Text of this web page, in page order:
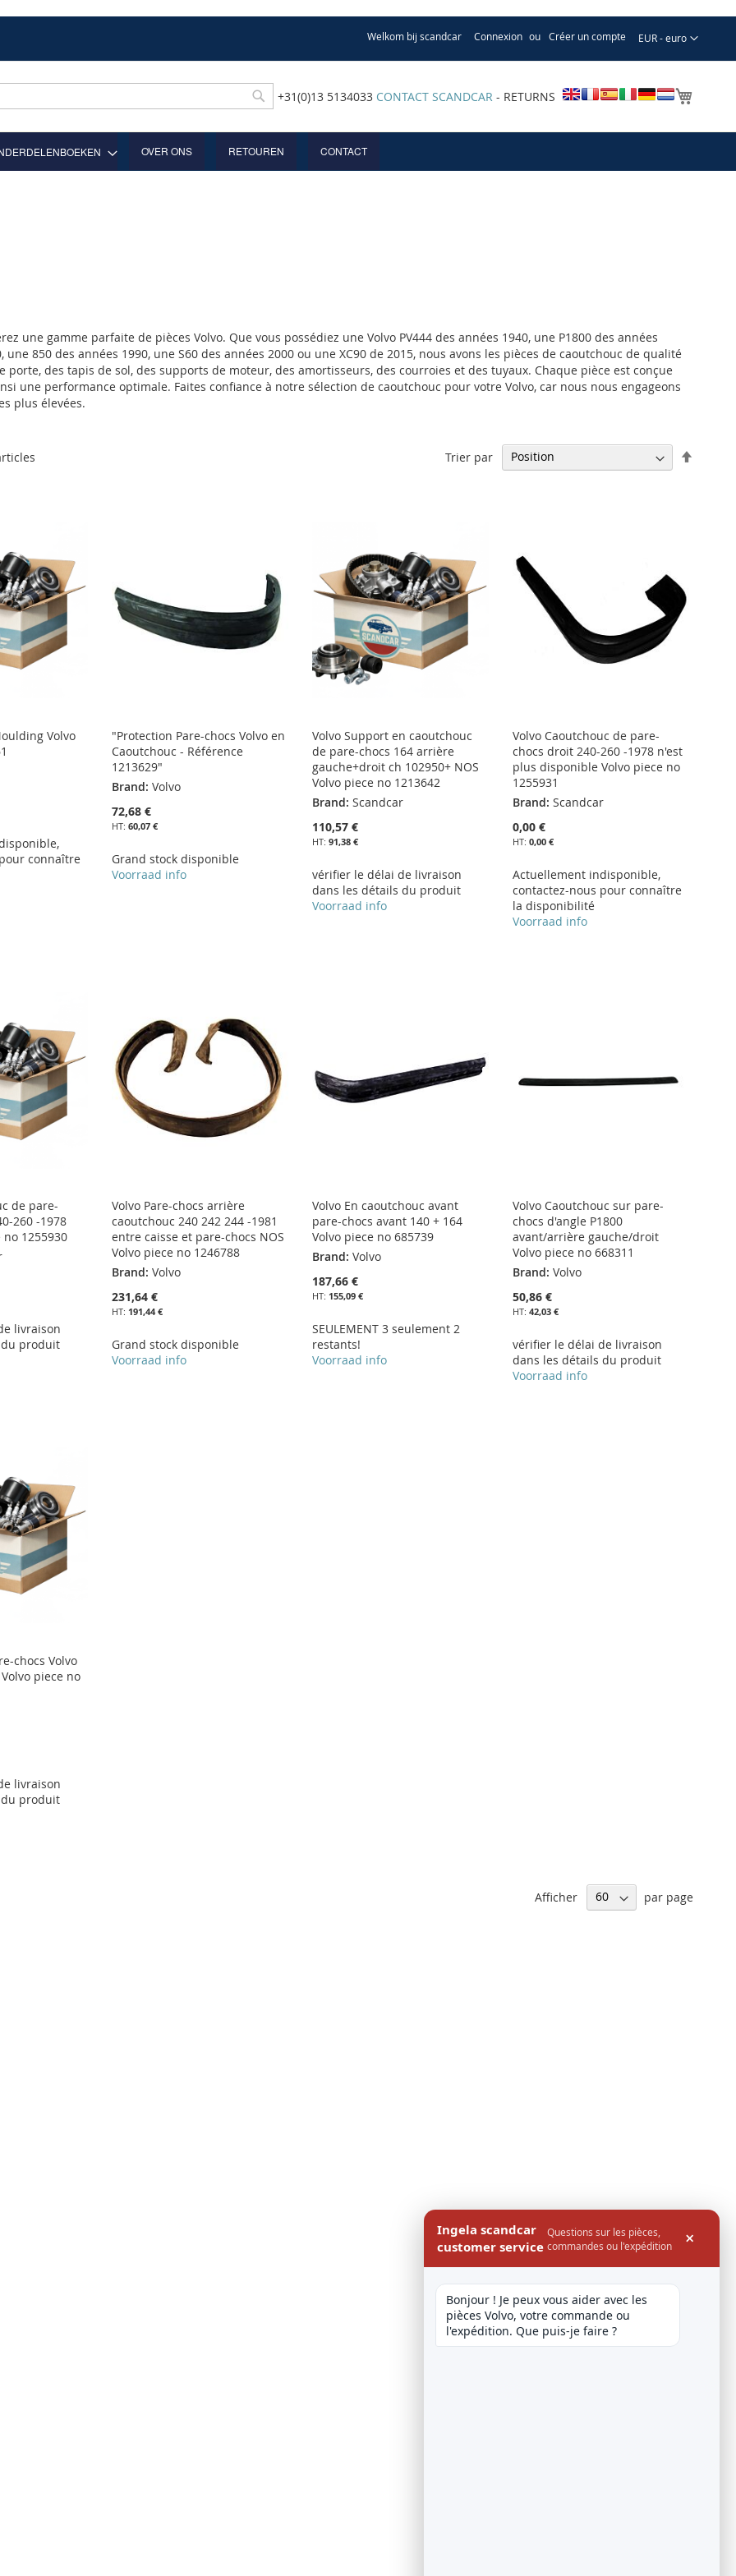
Devise
EUR - euro
Welkom bij scandcar Connexion Créer un compte
+31(0)13 5134033 CONTACT SCANDCAR - RETURNS
OVER ONS RETOUREN CONTACT
une gamme parfaite de pièces Volvo. Que vous possédiez une Volvo PV444 des années 1940, une P1800 des années
850 des années 1990, une S60 des années 2000 ou une XC90 de 2015, nous avons les pièces de caoutchouc de qualité
des tapis de sol, des supports de moteur, des amortisseurs, des courroies et des tuyaux. Chaque pièce est conçue
une performance optimale. Faites confiance à notre sélection de caoutchouc pour votre Volvo, car nous nous engageons
plus élevées.
Trier par
Volvo
connaître
"Protection Pare-chocs Volvo en
Caoutchouc - Référence
1213629"
Brand: Volvo
72,68 €
60,07 €
Grand stock disponible
Voorraad info
Volvo Support en caoutchouc
de pare-chocs 164 arrière
gauche+droit ch 102950+ NOS
Volvo piece no 1213642
Brand: Scandcar
110,57 €
91,38 €
vérifier le délai de livraison
dans les détails du produit
Voorraad info
Volvo Caoutchouc de pare-
chocs droit 240-260 -1978 n'est
plus disponible Volvo piece no
1255931
Brand: Scandcar
0,00 €
0,00 €
Actuellement indisponible,
contactez-nous pour connaître
la disponibilité
Voorraad info
de pare-
260 -1978
no 1255930
livraison
produit
Volvo Pare-chocs arrière
caoutchouc 240 242 244 -1981
entre caisse et pare-chocs NOS
Volvo piece no 1246788
Brand: Volvo
231,64 €
191,44 €
Grand stock disponible
Voorraad info
Volvo En caoutchouc avant
pare-chocs avant 140 + 164
Volvo piece no 685739
Brand: Volvo
187,66 €
155,09 €
SEULEMENT 3 seulement 2
restants!
Voorraad info
Volvo Caoutchouc sur pare-
chocs d'angle P1800
avant/arrière gauche/droit
Volvo piece no 668311
Brand: Volvo
50,86 €
42,03 €
vérifier le délai de livraison
dans les détails du produit
Voorraad info
chocs Volvo
piece no
livraison
produit
Afficher par page
Ingela scandcar
customer service
Questions sur les pièces,
commandes ou l'expédition
×
Bonjour ! Je peux vous aider avec les
pièces Volvo, votre commande ou
l'expédition. Que puis-je faire ?